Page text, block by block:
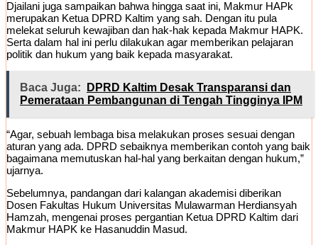
Djailani juga sampaikan bahwa hingga saat ini, Makmur HAPk
merupakan Ketua DPRD Kaltim yang sah. Dengan itu pula
melekat seluruh kewajiban dan hak-hak kepada Makmur HAPK.
Serta dalam hal ini perlu dilakukan agar memberikan pelajaran
politik dan hukum yang baik kepada masyarakat.
Baca Juga:
DPRD Kaltim Desak Transparansi dan
Pemerataan Pembangunan di Tengah Tingginya IPM
“Agar, sebuah lembaga bisa melakukan proses sesuai dengan
aturan yang ada. DPRD sebaiknya memberikan contoh yang baik
bagaimana memutuskan hal-hal yang berkaitan dengan hukum,”
ujarnya.
Sebelumnya, pandangan dari kalangan akademisi diberikan
Dosen Fakultas Hukum Universitas Mulawarman Herdiansyah
Hamzah, mengenai proses pergantian Ketua DPRD Kaltim dari
Makmur HAPK ke Hasanuddin Masud.